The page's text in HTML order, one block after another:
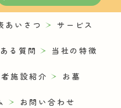
あいさつ サービス
る質問 当社の特徴
施設紹介 お墓
お問い合わせ